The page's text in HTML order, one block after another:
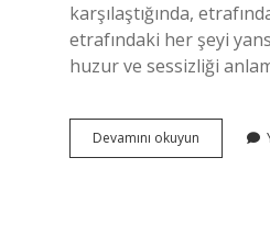
karşılaştığında,
etrafındaki her şeyi
huzur ve sessizliği
Devamını okuyun
Do